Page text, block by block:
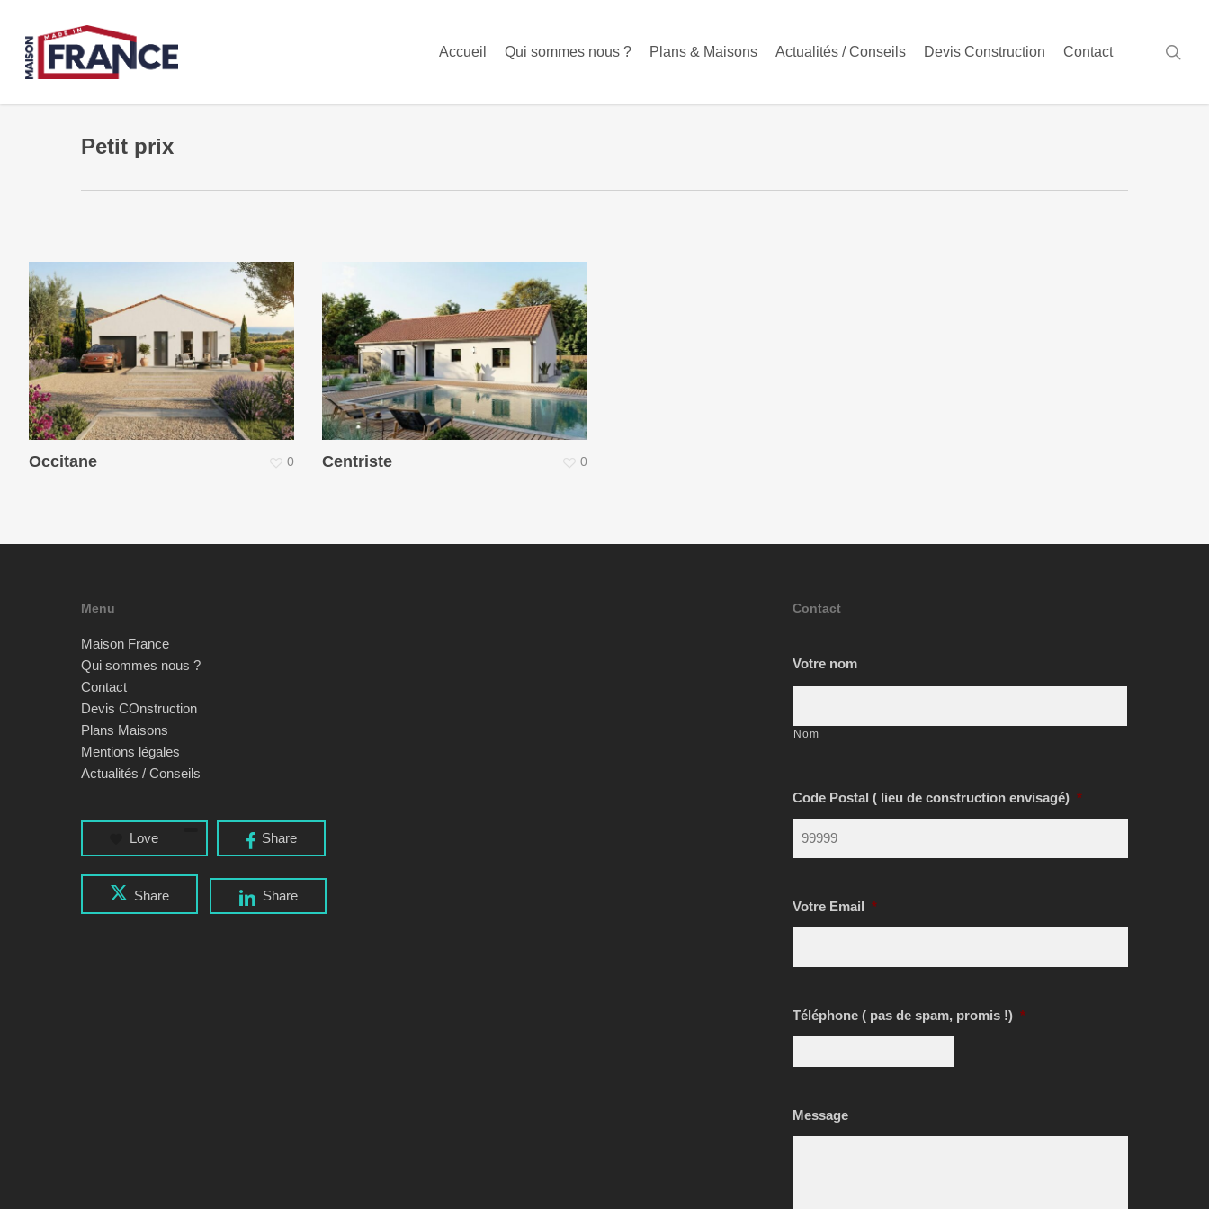
main
content
Accueil Qui sommes nous ? Plans & Maisons Actualités / Conseils Devis Construction Contact
Petit prix
Occitane 0 Centriste 0
Menu
Maison France
Qui sommes nous ?
Contact
Devis COnstruction
Plans Maisons
Mentions légales
Actualités / Conseils
Love Share
Share Share
Contact
Votre nom
Nom
Code Postal ( lieu de construction envisagé) *
Votre Email *
Téléphone ( pas de spam, promis !) *
Message